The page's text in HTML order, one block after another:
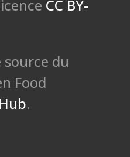
CC BY-
source du
Food
.